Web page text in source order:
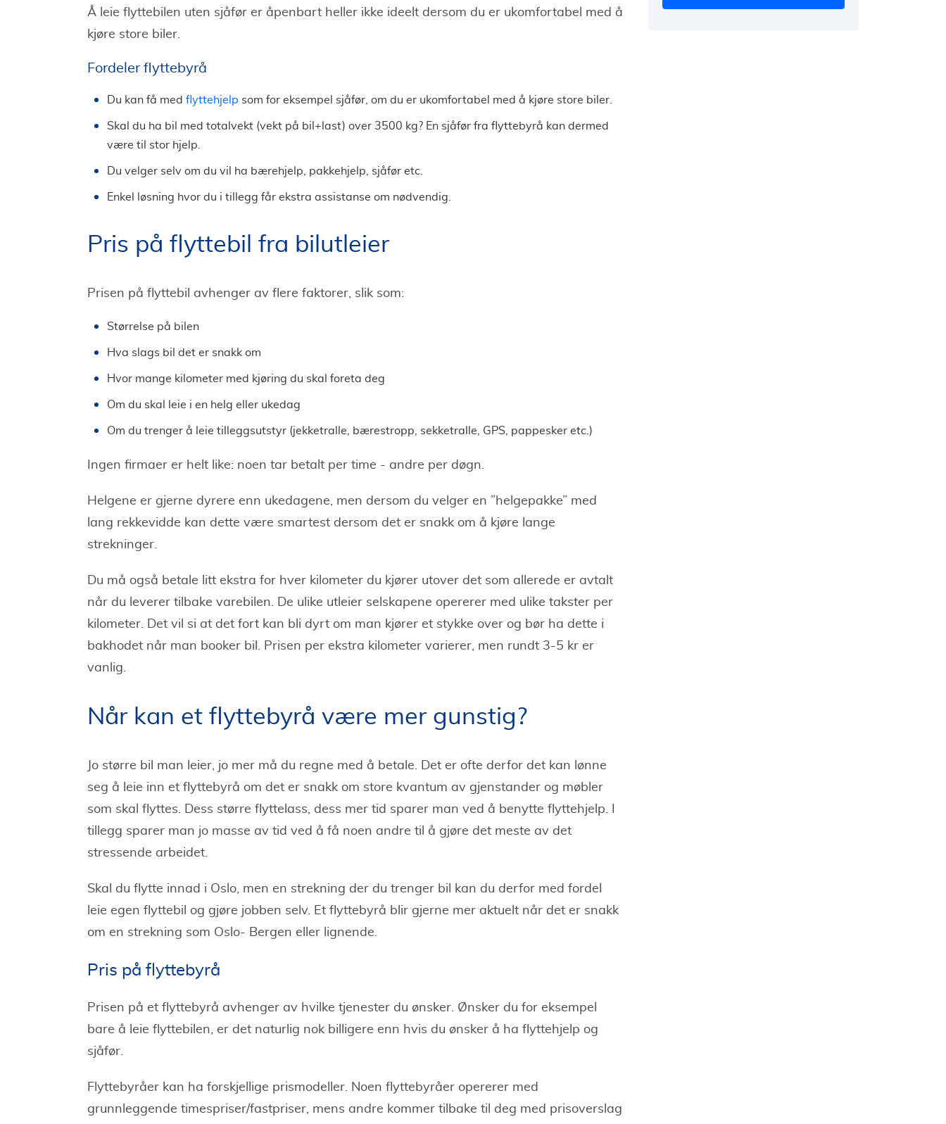
Å leie flyttebilen uten sjåfør er åpenbart heller ikke ideelt dersom du er ukomfortabel med å
kjøre store biler.
Fordeler flyttebyrå
Du kan få med flyttehjelp som for eksempel sjåfør, om du er ukomfortabel med å kjøre store biler.
Skal du ha bil med totalvekt (vekt på bil+last) over 3500 kg? En sjåfør fra flyttebyrå kan dermed
være til stor hjelp.
Du velger selv om du vil ha bærehjelp, pakkehjelp, sjåfør etc.
Enkel løsning hvor du i tillegg får ekstra assistanse om nødvendig.
Pris på flyttebil fra bilutleier
Prisen på flyttebil avhenger av flere faktorer, slik som:
Størrelse på bilen
Hva slags bil det er snakk om
Hvor mange kilometer med kjøring du skal foreta deg
Om du skal leie i en helg eller ukedag
Om du trenger å leie tilleggsutstyr (jekketralle, bærestropp, sekketralle, GPS, pappesker etc.)
Ingen firmaer er helt like: noen tar betalt per time - andre per døgn.
Helgene er gjerne dyrere enn ukedagene, men dersom du velger en ”helgepakke” med
lang rekkevidde kan dette være smartest dersom det er snakk om å kjøre lange
strekninger.
Du må også betale litt ekstra for hver kilometer du kjører utover det som allerede er avtalt
når du leverer tilbake varebilen. De ulike utleier selskapene opererer med ulike takster per
kilometer. Det vil si at det fort kan bli dyrt om man kjører et stykke over og bør ha dette i
bakhodet når man booker bil. Prisen per ekstra kilometer varierer, men rundt 3-5 kr er
vanlig.
Når kan et flyttebyrå være mer gunstig?
Jo større bil man leier, jo mer må du regne med å betale. Det er ofte derfor det kan lønne
seg å leie inn et flyttebyrå om det er snakk om store kvantum av gjenstander og møbler
som skal flyttes. Dess større flyttelass, dess mer tid sparer man ved å benytte flyttehjelp. I
tillegg sparer man jo masse av tid ved å få noen andre til å gjøre det meste av det
stressende arbeidet.
Skal du flytte innad i Oslo, men en strekning der du trenger bil kan du derfor med fordel
leie egen flyttebil og gjøre jobben selv. Et flyttebyrå blir gjerne mer aktuelt når det er snakk
om en strekning som Oslo- Bergen eller lignende.
Pris på flyttebyrå
Prisen på et flyttebyrå avhenger av hvilke tjenester du ønsker. Ønsker du for eksempel
bare å leie flyttebilen, er det naturlig nok billigere enn hvis du ønsker å ha flyttehjelp og
sjåfør.
Flyttebyråer kan ha forskjellige prismodeller. Noen flyttebyråer opererer med
grunnleggende timespriser/fastpriser, mens andre kommer tilbake til deg med prisoverslag